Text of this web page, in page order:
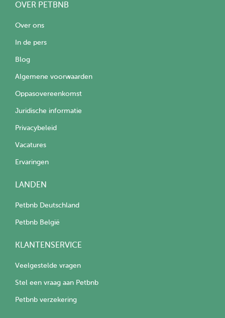
OVER PETBNB
Over ons
In de pers
Blog
Algemene voorwaarden
Oppasovereenkomst
Juridische informatie
Privacybeleid
Vacatures
Ervaringen
LANDEN
Petbnb Deutschland
Petbnb België
KLANTENSERVICE
Veelgestelde vragen
Stel een vraag aan Petbnb
Petbnb verzekering